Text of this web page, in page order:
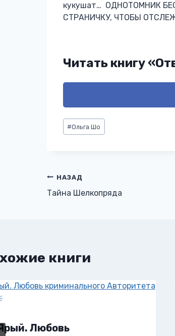
кукушат… ОДНОТОМНИК
СТРАНИЧКУ, ЧТОБЫ
Читать книгу
Метки
записи:
#Ольга Шо
Навигация
по
НАЗАД
Тайна Шелкопряда
книги
Любовь